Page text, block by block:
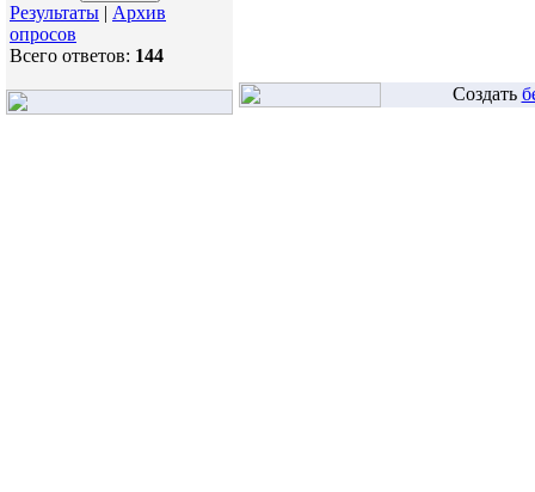
Результаты | Архив
опросов
Всего ответов: 144
Создать